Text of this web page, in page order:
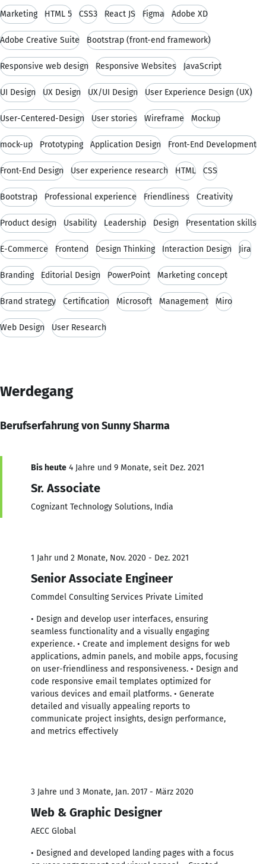
Marketing HTML 5 CSS3 React JS Figma Adobe XD
Adobe Creative Suite Bootstrap (front-end framework)
Responsive web design Responsive Websites JavaScript
UI Design UX Design UX/UI Design User Experience Design (UX)
User-Centered-Design User stories Wireframe Mockup
mock-up Prototyping Application Design Front-End Development
Front-End Design User experience research HTML CSS
Bootstrap Professional experience Friendliness Creativity
Product design Usability Leadership Design Presentation skills
E-Commerce Frontend Design Thinking Interaction Design Jira
Branding Editorial Design PowerPoint Marketing concept
Brand strategy Certification Microsoft Management Miro
Web Design User Research
Werdegang
Berufserfahrung von Sunny Sharma
Bis heute 4 Jahre und 9 Monate, seit Dez. 2021
Sr. Associate
Cognizant Technology Solutions, India
1 Jahr und 2 Monate, Nov. 2020 - Dez. 2021
Senior Associate Engineer
Commdel Consulting Services Private Limited
• Design and develop user interfaces, ensuring
seamless functionality and a visually engaging
experience. • Create and implement designs for web
applications, admin panels, and mobile apps, focusing
on user-friendliness and responsiveness. • Design and
code responsive email templates optimized for
various devices and email platforms. • Generate
detailed and visually appealing reports to
communicate project insights, design performance,
and metrics effectively
3 Jahre und 3 Monate, Jan. 2017 - März 2020
Web & Graphic Designer
AECC Global
• Designed and developed landing pages with a focus